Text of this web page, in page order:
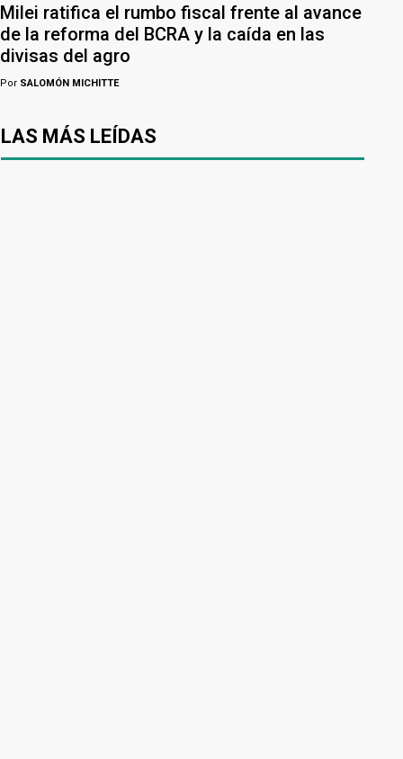
Milei ratifica el rumbo fiscal frente al avance
de la reforma del BCRA y la caída en las
divisas del agro
Por SALOMÓN MICHITTE
LAS MÁS LEÍDAS